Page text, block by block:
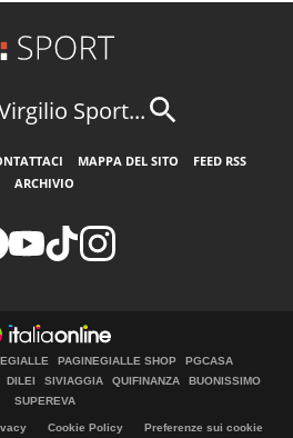
Sport...
MAPPA DEL SITO
FEED RSS
ARCHIVIO
PAGINEGIALLE SHOP
PGCASA
DILEI SIVIAGGIA QUIFINANZA
BUONISSIMO
SUPEREVA
Cookie Policy Preferenze sui cookie